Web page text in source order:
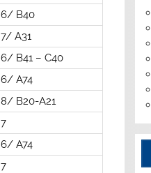
6/ B40
7/ A31
6/ B41 – C40
6/ A74
8/ B20-A21
7
6/ A74
7